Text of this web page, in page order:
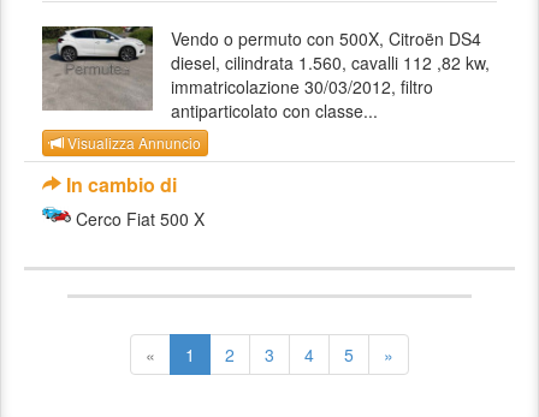
Vendo o permuto con 500X, Citroën DS4
diesel, cilindrata 1.560, cavalli 112 ,82 kw,
immatricolazione 30/03/2012, filtro
antiparticolato con classe...
Visualizza Annuncio
In cambio di
Cerco Fiat 500 X
« 1 2 3 4 5 »